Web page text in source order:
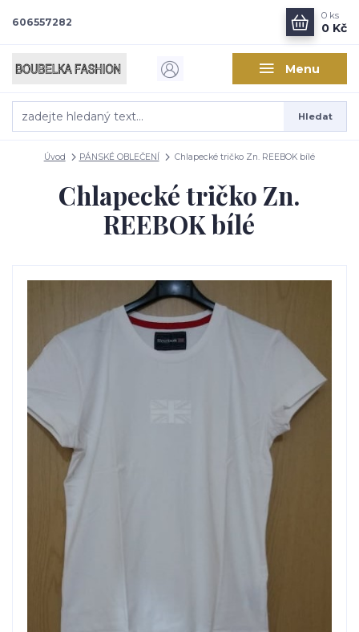
Menu
Hledat
606557282
0 ks
0 Kč
Úvod PÁNSKÉ OBLEČENÍ Chlapecké tričko Zn. REEBOK bílé
Chlapecké tričko Zn.
REEBOK bílé